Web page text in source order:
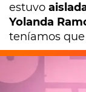
estuvo
Yolanda
teníamos